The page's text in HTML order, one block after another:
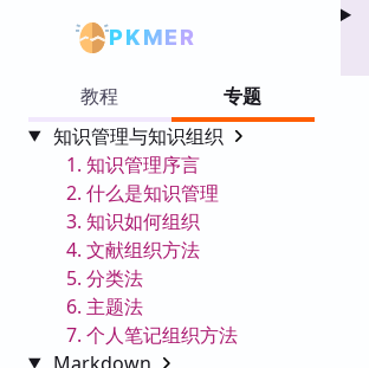
PKMER
教程
专题
知识管理与知识组织
1. 知识管理序言
2. 什么是知识管理
3. 知识如何组织
4. 文献组织方法
5. 分类法
6. 主题法
7. 个人笔记组织方法
Markdown